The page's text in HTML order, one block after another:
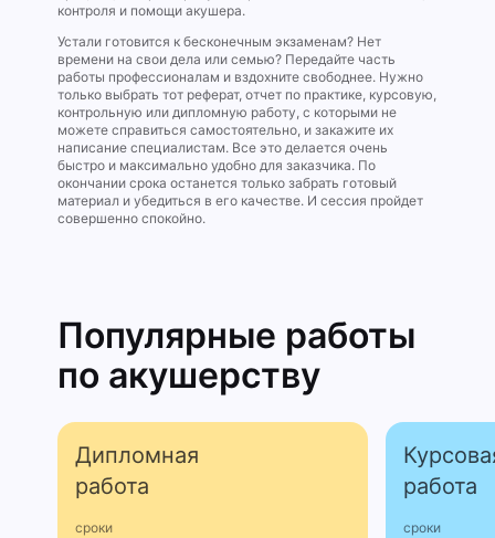
контроля и помощи акушера.
Устали готовится к бесконечным экзаменам? Нет
времени на свои дела или семью? Передайте часть
работы профессионалам и вздохните свободнее. Нужно
только выбрать тот реферат, отчет по практике, курсовую,
контрольную или дипломную работу, с которыми не
можете справиться самостоятельно, и закажите их
написание специалистам. Все это делается очень
быстро и максимально удобно для заказчика. По
окончании срока останется только забрать готовый
материал и убедиться в его качестве. И сессия пройдет
совершенно спокойно.
Популярные работы
по акушерству
Дипломная
работа
сроки
работа
сроки